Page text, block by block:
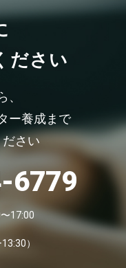
ださい
、
ー養成まで
さい
6779
17:00
）